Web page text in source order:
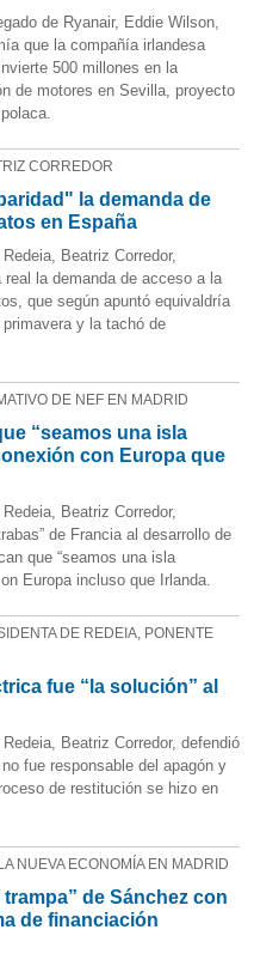
de Ryanair, Eddie Wilson,
que la compañía irlandesa
500 millones en la
de motores en Sevilla, proyecto
CORREDOR
la demanda de
en España
Beatriz Corredor,
la demanda de acceso a la
que según apuntó equivaldría
y la tachó de
DE NEF EN MADRID
“seamos una isla
con Europa que
Beatriz Corredor,
de Francia al desarrollo de
que “seamos una isla
Europa incluso que Irlanda.
DE REDEIA, PONENTE
fue “la solución” al
Beatriz Corredor, defendió
fue responsable del apagón y
de restitución se hizo en
NUEVA ECONOMÍA EN MADRID
de Sánchez con
de financiación